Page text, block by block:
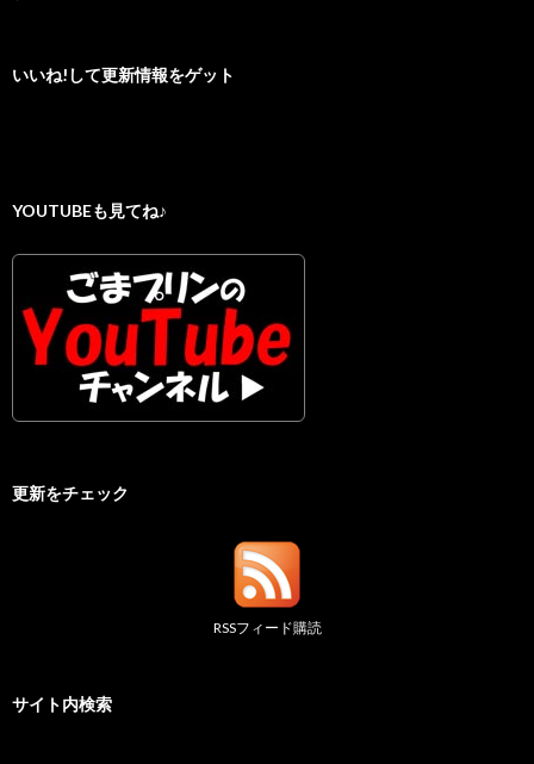
いいね!して更新情報をゲット
YOUTUBEも見てね♪
更新をチェック
RSSフィード購読
サイト内検索